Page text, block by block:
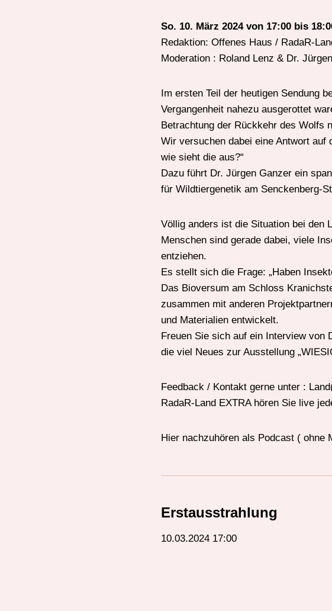
So. 10. März 2024 von 17:00 bis
Redaktion: Offenes Haus / RadaR-
Moderation : Roland Lenz & Dr.
Im ersten Teil der heutigen Sendung
Vergangenheit nahezu ausgerottet
Betrachtung der Rückkehr des Wolfs
Wir versuchen dabei eine Antwort auf
wie sieht die aus?“
Dazu führt Dr. Jürgen Ganzer ein
für Wildtiergenetik am Senckenberg-
Völlig anders ist die Situation bei den
Menschen sind gerade dabei, viele
entziehen.
Es stellt sich die Frage: „Haben
Das Bioversum am Schloss
zusammen mit anderen
und Materialien entwickelt.
Freuen Sie sich auf ein Interview
die viel Neues zur Ausstellung
Feedback / Kontakt gerne unter :
RadaR-Land EXTRA hören Sie live
Hier nachzuhören als Podcast ( ohne
Erstausstrahlung
10.03.2024 17:00